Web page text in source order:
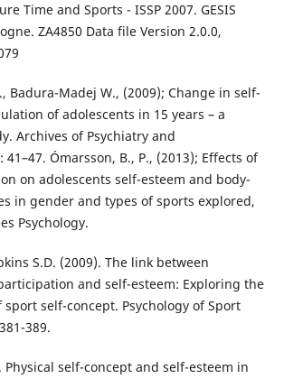
Time and Sports - ISSP 2007. GESIS
ZA4850 Data file Version 2.0.0,
Badura-Madej W., (2009); Change in self-
of adolescents in 15 years – a
Archives of Psychiatry and
41–47. Ómarsson, B., P., (2013); Effects of
on adolescents self-esteem and body-
in gender and types of sports explored,
Psychology.
S.D. (2009). The link between
and self-esteem: Exploring the
self-concept. Psychology of Sport
389.
Physical self-concept and self-esteem in